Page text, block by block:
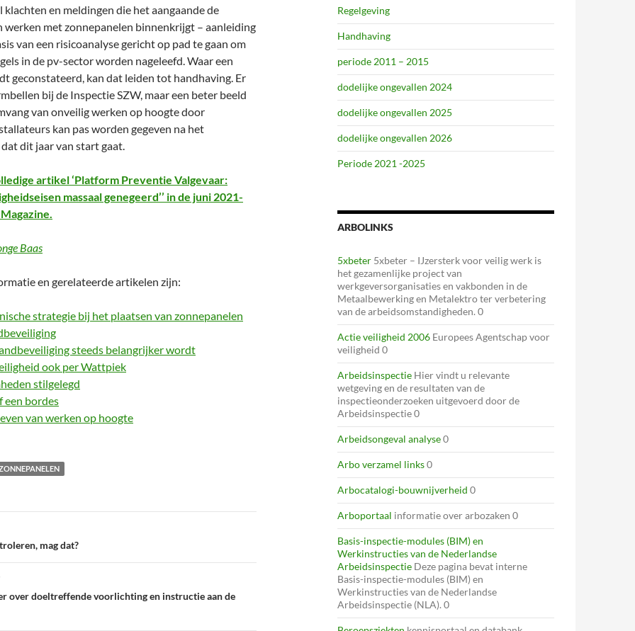
klachten en meldingen die het aangaande de
werken met zonnepanelen binnenkrijgt – aanleiding
van een risicoanalyse gericht op pad te gaan om
in de pv-sector worden nageleefd. Waar een
geconstateerd, kan dat leiden tot handhaving. Er
bij de Inspectie SZW, maar een beter beeld
van onveilig werken op hoogte door
kan pas worden gegeven na het
dit jaar van start gaat.
artikel ‘Platform Preventie Valgevaar:
massaal genegeerd’’ in de juni 2021-
Baas
en gerelateerde artikelen zijn:
strategie bij het plaatsen van zonnepanelen
steeds belangrijker wordt
ook per Wattpiek
stilgelegd
een bordes
van werken op hoogte
mag dat?
over doeltreffende voorlichting en instructie aan de
Regelgeving
Handhaving
periode 2011 – 2015
dodelijke ongevallen 2024
dodelijke ongevallen 2025
dodelijke ongevallen 2026
Periode 2021 -2025
ARBOLINKS
5xbeter 5xbeter – IJzersterk voor veilig werk is
het gezamenlijke project van
werkgeversorganisaties en vakbonden in de
Metaalbewerking en Metalektro ter verbetering
van de arbeidsomstandigheden. 0
Actie veiligheid 2006 Europees Agentschap voor
veiligheid 0
Arbeidsinspectie Hier vindt u relevante
wetgeving en de resultaten van de
inspectieonderzoeken uitgevoerd door de
Arbeidsinspectie 0
Arbeidsongeval analyse0
Arbo verzamel links0
Arbocatalogi-bouwnijverheid 0
Arboportaal informatie over arbozaken 0
Basis-inspectie-modules (BIM) en
Werkinstructies van de Nederlandse
Arbeidsinspectie Deze pagina bevat interne
Basis-inspectie-modules (BIM) en
Werkinstructies van de Nederlandse
Arbeidsinspectie (NLA). 0